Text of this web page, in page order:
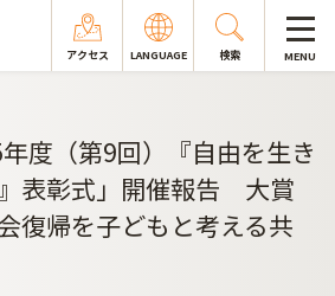
アクセス LANGUAGE 検索 MENU
度（第9回）『自由を生き
表彰式」開催報告 大賞
復帰を子どもと考える共